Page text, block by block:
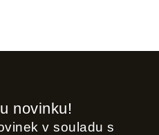
novinku!
v souladu s